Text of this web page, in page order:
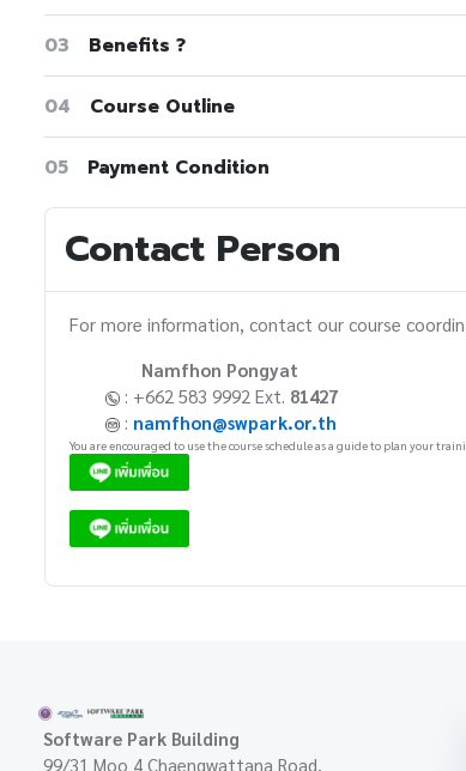
03 Benefits ?
04 Course Outline
05 Payment Condition
Contact Person
For more information, contact our course
Namfhon Pongyat
: +662 583 9992 Ext. 81427
: namfhon@swpark.or.th
You are encouraged to use the course schedule as a guide to plan your
Software Park Building
99/31 Moo 4 Chaengwattana Road,